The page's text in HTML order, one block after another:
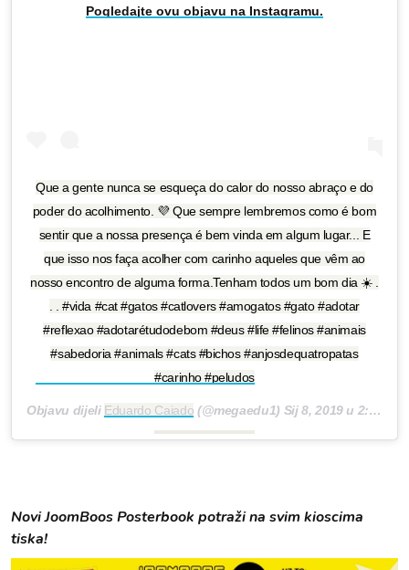
Pogledajte ovu objavu na Instagramu.
Que a gente nunca se esqueça do calor do nosso abraço e do
poder do acolhimento. 💜 Que sempre lembremos como é bom
sentir que a nossa presença é bem vinda em algum lugar... E
que isso nos faça acolher com carinho aqueles que vêm ao
nosso encontro de alguma forma.Tenham todos um bom dia ☀️ .
. . #vida #cat #gatos #catlovers #amogatos #gato #adotar
#reflexao #adotarétudodebom #deus #life #felinos #animais
#sabedoria #animals #cats #bichos #anjosdequatropatas
#carinho #peludos
Objavu dijeli Eduardo Caiado (@megaedu1) Sij 8, 2019 u 2:56 PST
Novi JoomBoos Posterbook potraži na svim kioscima
tiska!